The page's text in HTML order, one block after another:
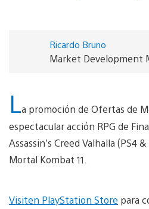
Ricardo Bruno
Market Development
La promoción de Ofertas de
espectacular acción RPG de
Assassin’s Creed Valhalla
Mortal Kombat 11.
Visiten PlayStation Store para